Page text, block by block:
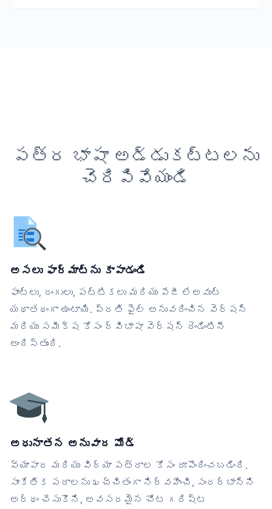
పత్ర భాషా అడ్డుకట్టలను
చెరిపివేయండి
అసలు ఫార్మాట్‌ను కాపాడండి
ఫాంట్లు, రంగులు, పట్టికలు మరియు పేజీ లేఅవుట్
యథాతథంగా ఉంటాయి. ప్రతి ఫైల్ అనువదించిన వెర్షన్
మరియు సమీక్ష కోసం ద్విభాషా వెర్షన్ రెండింటినీ
అందిస్తుంది.
అధునాతన అనువాద మోడ్
వ్యాపార మరియు విద్యా పత్రాల కోసం రూపొందించబడింది.
సాంకేతిక పదాలను ఖచ్చితంగా నిర్వహించి, సందర్భాన్ని
అర్థం చేసుకొని, అవసరమైన చోట గరిష్ట